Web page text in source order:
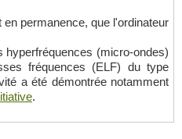
permanence, que l'ordinateur
hyperfréquences (micro-ondes)
fréquences (ELF) du type
a été démontrée notamment
.